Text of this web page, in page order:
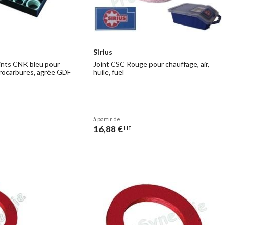
CNK bleu pour
agrée GDF
Sirius
Joint CSC Rouge pour chauffage, air,
huile, fuel
à partir de
16,88 €HT